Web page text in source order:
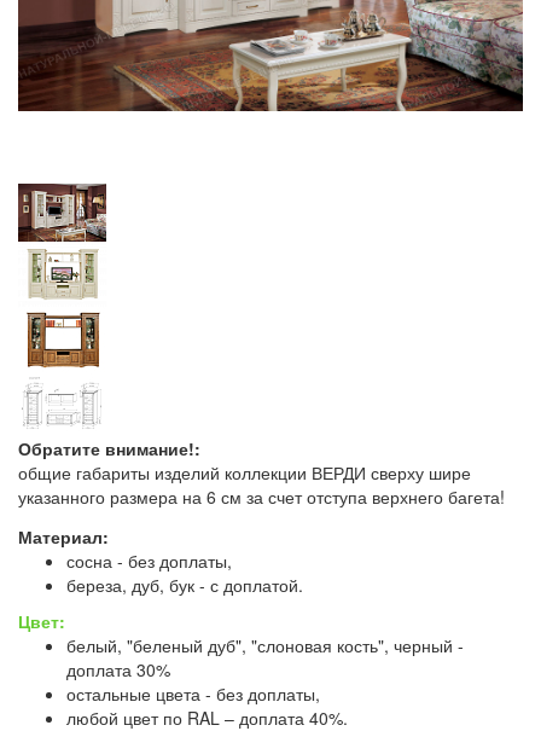
Обратите внимание!:
общие габариты изделий коллекции ВЕРДИ сверху шире
указанного размера на 6 см за счет отступа верхнего багета!
Материал:
сосна - без доплаты,
береза, дуб, бук - с доплатой.
Цвет:
белый, "беленый дуб", "слоновая кость", черный -
доплата 30%
остальные цвета - без доплаты,
любой цвет по RAL – доплата 40%.